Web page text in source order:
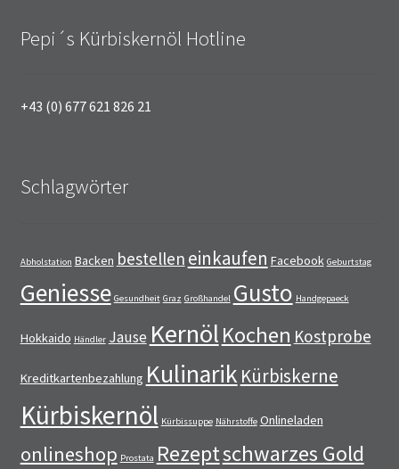
Pepi´s Kürbiskernöl Hotline
+43 (0) 677 621 826 21
Schlagwörter
Abholstation Backen bestellen einkaufen Facebook Geburtstag
Geniesse Gesundheit Graz Großhandel Gusto Handgepaeck
Hokkaido Händler Jause KernölKochen Kostprobe
Kreditkartenbezahlung Kulinarik Kürbiskerne
Kürbiskernöl Kürbissuppe Nährstoffe Onlineladen
onlineshop Prostata Rezeptschwarzes Gold